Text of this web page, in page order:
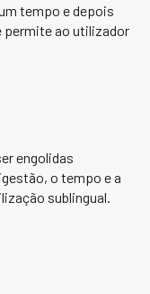
tempo e depois
permite ao utilizador
engolidas
o tempo e a
sublingual.